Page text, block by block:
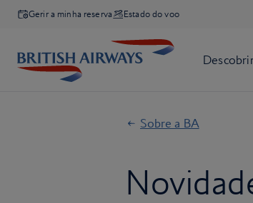
Gerir a minha reserva Estado do voo
Sobre a BA